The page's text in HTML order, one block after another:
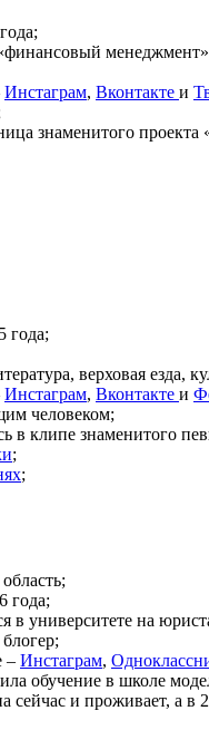
Инстаграм, Вконтакте и
знаменитого проекта
года;
верховая езда,
Инстаграм, Вконтакте и
человеком;
в клипе знаменитого
;
;
года;
в университете на
– Инстаграм,
обучение в школе
сейчас и проживает, а